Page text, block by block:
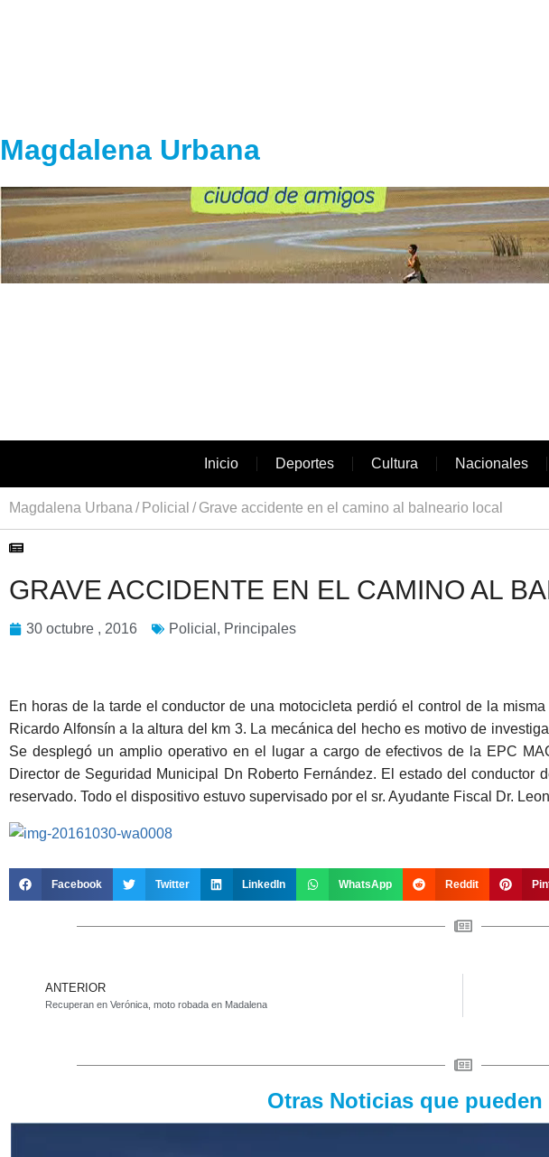
Magdalena Urbana
Inicio Deportes Cultura Nacionales
Magdalena Urbana Policial Grave accidente en el camino al balneario local
GRAVE ACCIDENTE EN EL CAMINO AL
30 octubre , 2016 Policial , Principales
En horas de la tarde el conductor de una motocicleta perdió el control de la
Ricardo Alfonsín a la altura del km 3. La mecánica del hecho es motivo de
Se desplegó un amplio operativo en el lugar a cargo de efectivos de la EPC
Director de Seguridad Municipal Dn Roberto Fernández. El estado del conductor
reservado. Todo el dispositivo estuvo supervisado por el sr. Ayudante Fiscal Dr.
Facebook Twitter LinkedIn WhatsApp Reddit
ANTERIOR
Recuperan en Verónica, moto robada en Madalena
Otras Noticias que